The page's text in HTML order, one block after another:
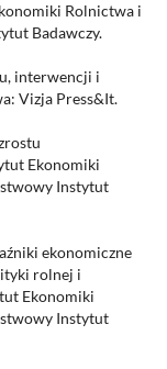
Rolnictwa i
Badawczy.
interwencji i
Vizja Press&It.
Ekonomiki
Instytut
ekonomiczne
rolnej i
Ekonomiki
Instytut